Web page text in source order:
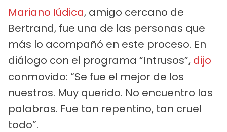
Mariano Iúdica, amigo cercano de
Bertrand, fue una de las personas que
más lo acompañó en este proceso. En
diálogo con el programa “Intrusos”, dijo
conmovido: “Se fue el mejor de los
nuestros. Muy querido. No encuentro las
palabras. Fue tan repentino, tan cruel
todo”.